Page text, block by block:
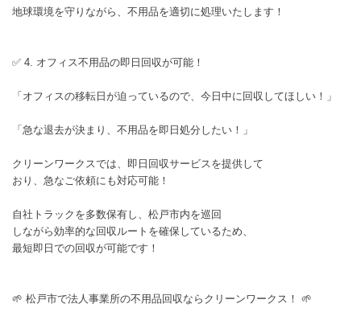
地球環境を守りながら、不用品を適切に処理いたします！
✅ 4. オフィス不用品の即日回収が可能！
「オフィスの移転日が迫っているので、今日中に回収してほしい！」
「急な退去が決まり、不用品を即日処分したい！」
クリーンワークスでは、即日回収サービスを提供して
おり、急なご依頼にも対応可能！
自社トラックを多数保有し、松戸市内を巡回
しながら効率的な回収ルートを確保しているため、
最短即日での回収が可能です！
🌱 松戸市で法人事業所の不用品回収ならクリーンワークス！ 🌱